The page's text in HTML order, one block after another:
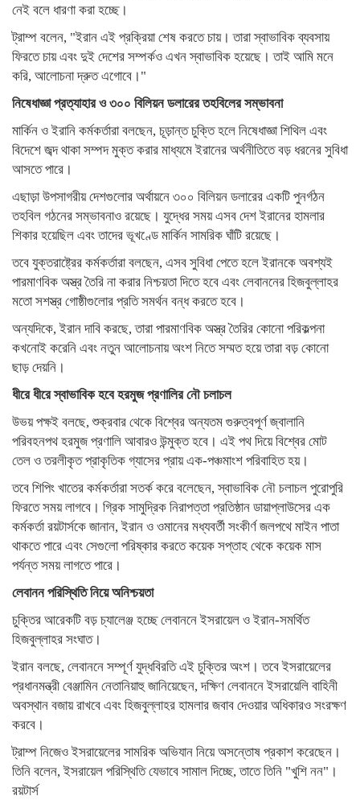
নেই বলে ধারণা করা হচ্ছে।
ট্রাম্প বলেন, "ইরান এই প্রক্রিয়া শেষ করতে চায়। তারা স্বাভাবিক ব্যবসায়
ফিরতে চায় এবং দুই দেশের সম্পর্কও এখন স্বাভাবিক হয়েছে। তাই আমি মনে
করি, আলোচনা দ্রুত এগোবে।"
নিষেধাজ্ঞা প্রত্যাহার ও ৩০০ বিলিয়ন ডলারের তহবিলের সম্ভাবনা
মার্কিন ও ইরানি কর্মকর্তারা বলছেন, চূড়ান্ত চুক্তি হলে নিষেধাজ্ঞা শিথিল এবং
বিদেশে জব্দ থাকা সম্পদ মুক্ত করার মাধ্যমে ইরানের অর্থনীতিতে বড় ধরনের সুবিধা
আসতে পারে।
এছাড়া উপসাগরীয় দেশগুলোর অর্থায়নে ৩০০ বিলিয়ন ডলারের একটি পুনর্গঠন
তহবিল গঠনের সম্ভাবনাও রয়েছে। যুদ্ধের সময় এসব দেশ ইরানের হামলার
শিকার হয়েছিল এবং তাদের ভূখণ্ডে মার্কিন সামরিক ঘাঁটি রয়েছে।
তবে যুক্তরাষ্ট্রের কর্মকর্তারা বলছেন, এসব সুবিধা পেতে হলে ইরানকে অবশ্যই
পারমাণবিক অস্ত্র তৈরি না করার নিশ্চয়তা দিতে হবে এবং লেবাননের হিজবুল্লাহর
মতো সশস্ত্র গোষ্ঠীগুলোর প্রতি সমর্থন বন্ধ করতে হবে।
অন্যদিকে, ইরান দাবি করছে, তারা পারমাণবিক অস্ত্র তৈরির কোনো পরিকল্পনা
কখনোই করেনি এবং নতুন আলোচনায় অংশ নিতে সম্মত হয়ে তারা বড় কোনো
ছাড় দেয়নি।
ধীরে ধীরে স্বাভাবিক হবে হরমুজ প্রণালির নৌ চলাচল
উভয় পক্ষই বলছে, শুক্রবার থেকে বিশ্বের অন্যতম গুরুত্বপূর্ণ জ্বালানি
পরিবহনপথ হরমুজ প্রণালি আবারও উন্মুক্ত হবে। এই পথ দিয়ে বিশ্বের মোট
তেল ও তরলীকৃত প্রাকৃতিক গ্যাসের প্রায় এক-পঞ্চমাংশ পরিবাহিত হয়।
তবে শিপিং খাতের কর্মকর্তারা সতর্ক করে বলেছেন, স্বাভাবিক নৌ চলাচল পুরোপুরি
ফিরতে সময় লাগবে। গ্রিক সামুদ্রিক নিরাপত্তা প্রতিষ্ঠান ডায়াপ্লাউসের এক
কর্মকর্তা রয়টার্সকে জানান, ইরান ও ওমানের মধ্যবর্তী সংকীর্ণ জলপথে মাইন পাতা
থাকতে পারে এবং সেগুলো পরিষ্কার করতে কয়েক সপ্তাহ থেকে কয়েক মাস
পর্যন্ত সময় লাগতে পারে।
লেবানন পরিস্থিতি নিয়ে অনিশ্চয়তা
চুক্তির আরেকটি বড় চ্যালেঞ্জ হচ্ছে লেবাননে ইসরায়েল ও ইরান-সমর্থিত
হিজবুল্লাহর সংঘাত।
ইরান বলছে, লেবাননে সম্পূর্ণ যুদ্ধবিরতি এই চুক্তির অংশ। তবে ইসরায়েলের
প্রধানমন্ত্রী বেঞ্জামিন নেতানিয়াহু জানিয়েছেন, দক্ষিণ লেবাননে ইসরায়েলি বাহিনী
অবস্থান বজায় রাখবে এবং হিজবুল্লাহর হামলার জবাব দেওয়ার অধিকারও সংরক্ষণ
করবে।
ট্রাম্প নিজেও ইসরায়েলের সামরিক অভিযান নিয়ে অসন্তোষ প্রকাশ করেছেন।
তিনি বলেন, ইসরায়েল পরিস্থিতি যেভাবে সামাল দিচ্ছে, তাতে তিনি "খুশি নন"।
রয়টার্স